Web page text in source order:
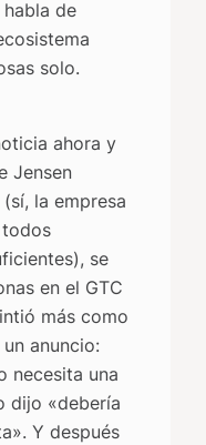
de
solo.
ahora y
Jensen
la empresa
se
en el GTC
más como
anuncio:
necesita una
dijo «debería
Y después